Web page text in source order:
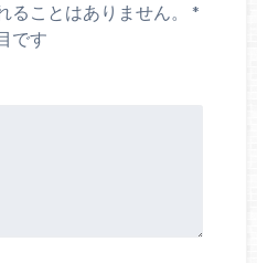
ることはありません。
*
です